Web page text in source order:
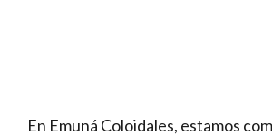
En Emuná Coloidales, estamos